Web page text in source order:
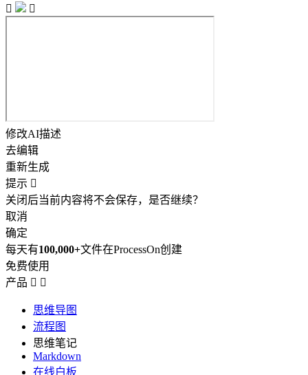


修改AI描述
去编辑
重新生成
提示 
关闭后当前内容将不会保存，是否继续？
取消
确定
每天有100,000+文件在ProcessOn创建
免费使用
产品  
思维导图
流程图
思维笔记
Markdown
在线白板